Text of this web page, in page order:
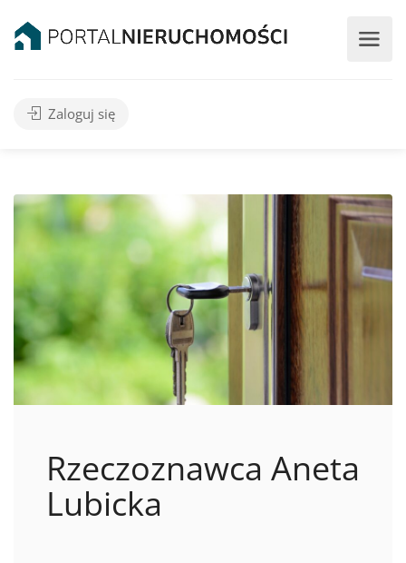
Zaloguj się
Rzeczoznawca Aneta
Lubicka